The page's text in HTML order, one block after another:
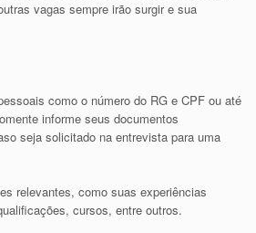
vagas sempre irão surgir e sua
como o número do RG e CPF ou até
informe seus documentos
seja solicitado na entrevista para uma
relevantes, como suas experiências
cursos, entre outros.